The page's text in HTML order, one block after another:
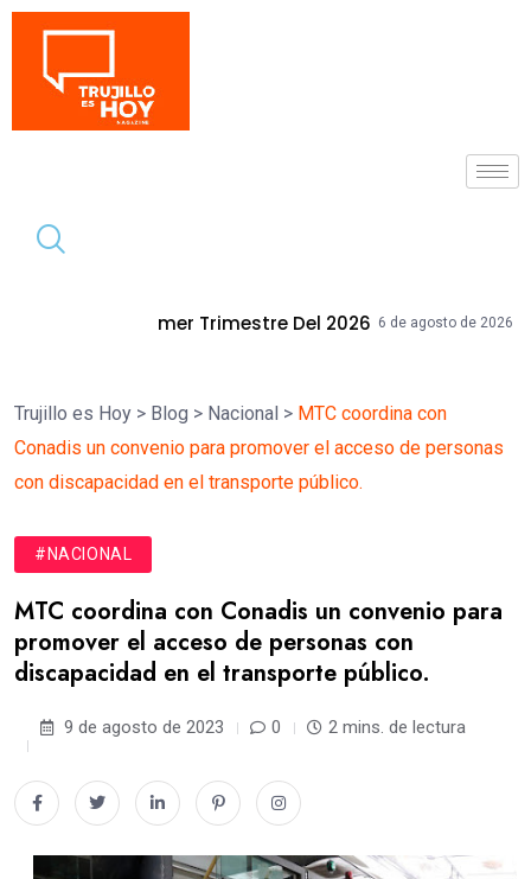
Trimestre Del 2026 6 de agosto de 2026 Mallplaza
Trujillo es Hoy > Blog > Nacional > MTC coordina con
Conadis un convenio para promover el acceso de personas
con discapacidad en el transporte público.
#NACIONAL
MTC coordina con Conadis un convenio para
promover el acceso de personas con
discapacidad en el transporte público.
9 de agosto de 2023 0 2 mins. de lectura